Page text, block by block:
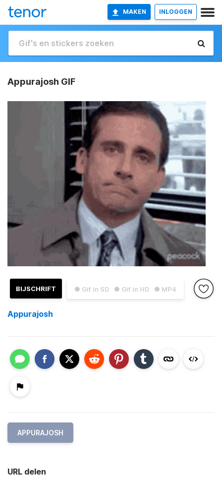
MAKEN INLOGGEN
Appurajosh GIF
● Gif in SD ● Gif in HD ● MP4
BIJSCHRIFT
Appurajosh
APPURAJOSH
URL delen